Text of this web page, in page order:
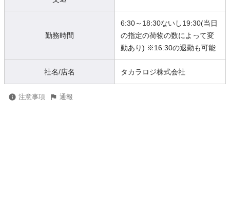
勤務時間
6:30～18:30ないし19:30(当日
の指定の荷物の数によって変
動あり) ※16:30の退勤も可能
社名/店名 タカラロジ株式会社
注意事項 通報